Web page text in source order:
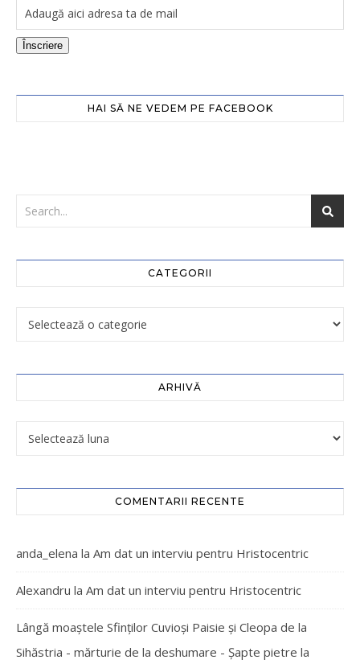
Înscriere
HAI SĂ NE VEDEM PE FACEBOOK
CATEGORII
ARHIVĂ
COMENTARII RECENTE
anda_elena la Am dat un interviu pentru Hristocentric
Alexandru la Am dat un interviu pentru Hristocentric
Lângă moaștele Sfinților Cuvioși Paisie și Cleopa de la
Sihăstria - mărturie de la deshumare - Şapte pietre la